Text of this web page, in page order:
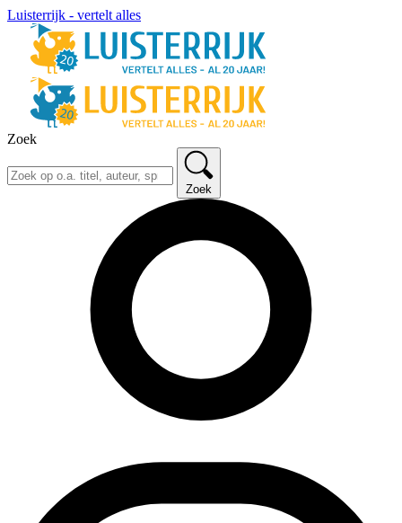
Luisterrijk - vertelt alles
Zoek
Zoek